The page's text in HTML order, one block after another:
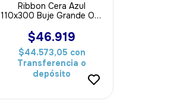
Ribbon Cera Azul
110x300 Buje Grande Out
$46.919
$44.573,05 con
Transferencia o
depósito